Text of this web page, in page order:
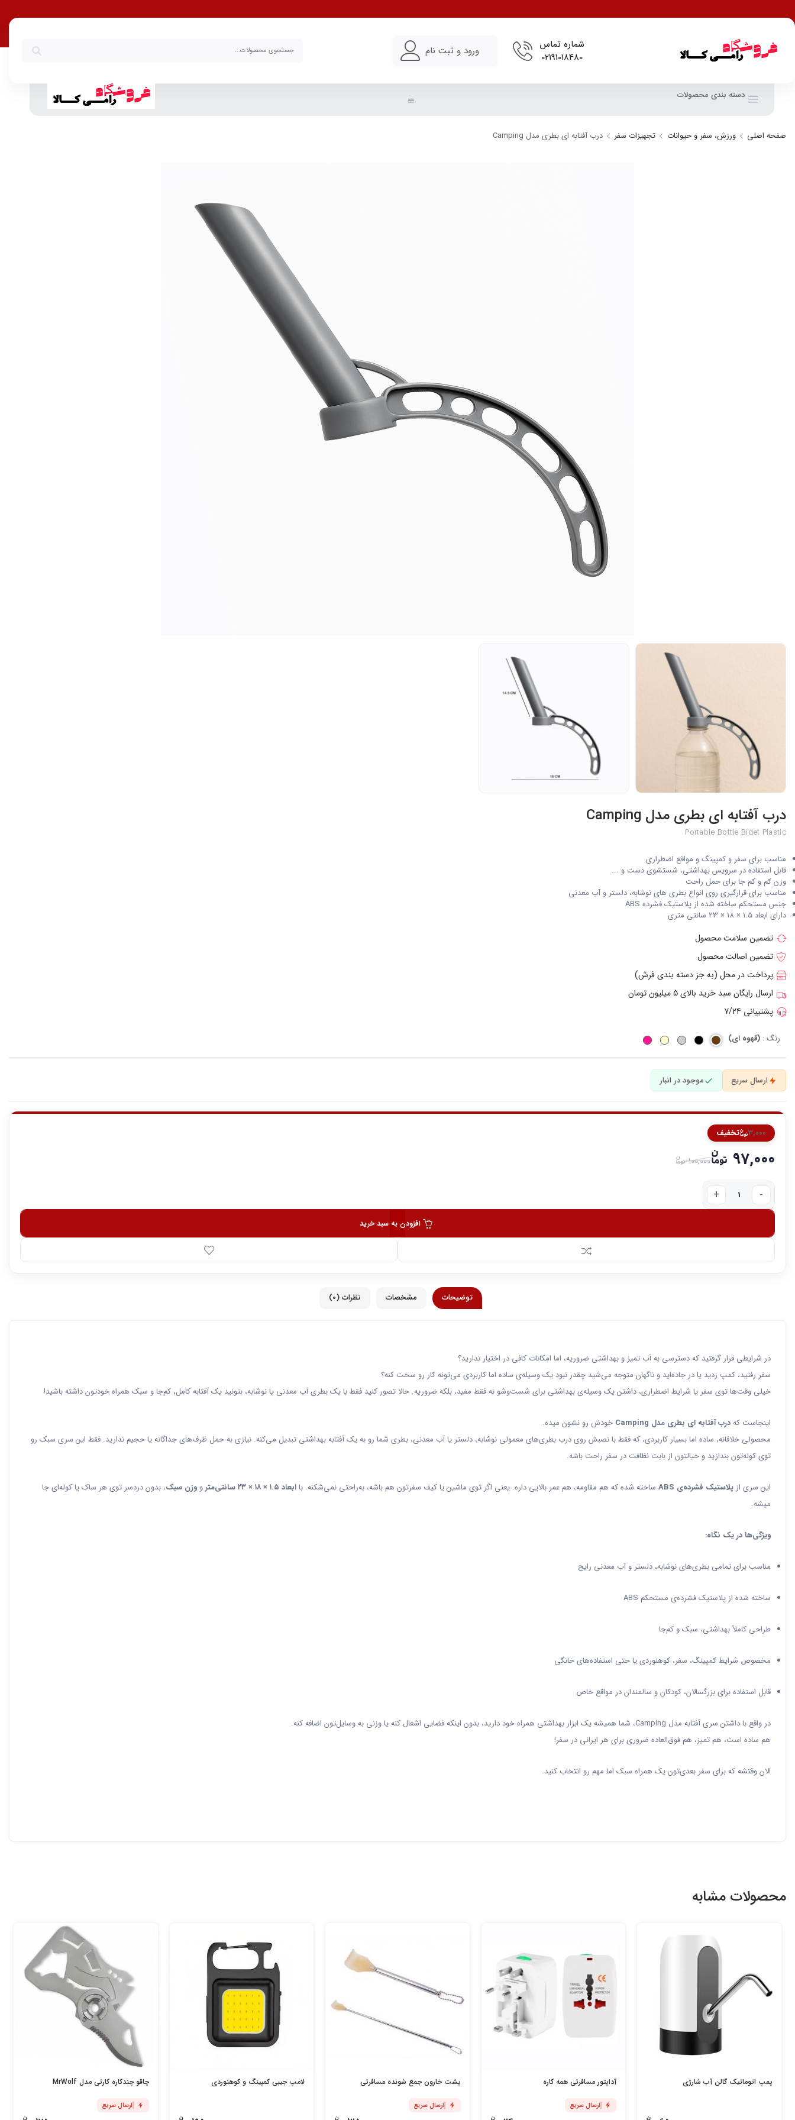
شماره تماس
02191018480
ورود و ثبت نام
دسته بندی محصولات
صفحه اصلی ورزش، سفر و حیوانات تجهیزات سفر درب آفتابه ای بطری مدل Camping
درب آفتابه ای بطری مدل Camping
Portable Bottle Bidet Plastic
مناسب برای سفر و کمپینگ و مواقع اضطراری
قابل استفاده در سرویس بهداشتی، شستشوی دست و ...
وزن کم و کم جا برای حمل راحت
مناسب برای قرارگیری روی انواع بطری های نوشابه، دلستر و آب معدنی
جنس مستحکم ساخته شده از پلاستیک فشرده ABS
دارای ابعاد 1.5 × 18 × 23 سانتی متری
تضمین سلامت محصول
تضمین اصالت محصول
پرداخت در محل (به جز دسته بندی فرش)
ارسال رایگان سبد خرید بالای 5 میلیون تومان
پشتیبانی 7/24
رنگ : (قهوه ای)
ارسال سریع موجود در انبار
3,000 تخفیف
97,000
100,000
افزودن به سبد خرید
توضیحات مشخصات نظرات (0)
در شرایطی قرار گرفتید که دسترسی به آب تمیز و بهداشتی ضروریه، اما امکانات کافی در اختیار ندارید؟
سفر رفتید، کمپ زدید یا در جاده‌اید و ناگهان متوجه می‌شید چقدر نبودِ یک وسیله‌ی ساده اما کاربردی می‌تونه کار رو سخت کنه؟
خیلی وقت‌ها توی سفر یا شرایط اضطراری، داشتن یک وسیله‌ی بهداشتی برای شست‌وشو نه فقط مفید، بلکه ضروریه. حالا تصور کنید فقط با یک بطری آب معدنی یا نوشابه، بتونید یک آفتابه کامل، کم‌جا و سبک همراه خودتون داشته باشید!
اینجاست کهدرب آفتابه ای بطری مدل Camping
خودش رو نشون میده.
محصولی خلاقانه، ساده اما بسیار کاربردی، که فقط با نصبش روی درب بطری‌های معمولی نوشابه، دلستر یا آب معدنی، بطری شما رو به یک آفتابه بهداشتی تبدیل می‌کنه. نیازی به حمل ظرف‌های جداگانه یا حجیم ندارید. فقط این سری سبک رو
توی کوله‌تون بندازید و خیالتون از بابت نظافت در سفر راحت باشه.
این سری از پلاستیک فشرده‌ی ABS ساخته شده که هم مقاومه، هم عمر بالایی داره. یعنی اگر توی ماشین یا کیف سفرتون هم باشه، به‌راحتی نمی‌شکنه. باابعاد ۱.۵ × ۱۸ × ۲۳ سانتی‌متر ووزن سبک، بدون دردسر توی هر ساک یا کوله‌ای جا
میشه.
ویژگی‌ها در یک نگاه:
مناسب برای تمامی بطری‌های نوشابه، دلستر و آب معدنی رایج
ساخته شده از پلاستیک فشرده‌ی مستحکم ABS
طراحی کاملاً بهداشتی، سبک و کم‌جا
مخصوص شرایط کمپینگ، سفر، کوهنوردی یا حتی استفاده‌های خانگی
قابل استفاده برای بزرگسالان، کودکان و سالمندان در مواقع خاص
در واقع با داشتن سری آفتابه مدل Camping، شما همیشه یک ابزار بهداشتی همراه خود دارید، بدون اینکه فضایی اشغال کنه یا وزنی به وسایل‌تون اضافه کنه.
هم ساده است، هم تمیز، هم فوق‌العاده ضروری برای هر ایرانی در سفر!
الان وقتشه که برای سفر بعدی‌تون یک همراه سبک اما مهم رو انتخاب کنید.
محصولات مشابه
پمپ اتوماتیک گالن آب شارژی آداپتور مسافرتی همه کاره
ارسال سریع
پشت خارون جمع شونده مسافرتی
ارسال سریع
لامپ جیبی کمپینگ و کوهنوردی چاقو چندکاره کارتی مدل MrWolf
ارسال سریع